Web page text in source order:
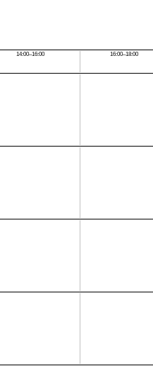
14:00–16:00 16:00–18:00